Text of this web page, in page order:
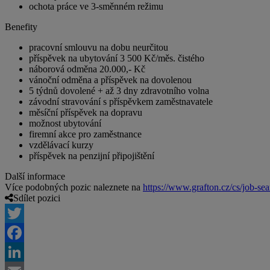
ochota práce ve 3-směnném režimu
Benefity
pracovní smlouvu na dobu neurčitou
příspěvek na ubytování 3 500 Kč/měs. čistého
náborová odměna 20.000,- Kč
vánoční odměna a příspěvek na dovolenou
5 týdnů dovolené + až 3 dny zdravotního volna
závodní stravování s příspěvkem zaměstnavatele
měsíční příspěvek na dopravu
možnost ubytování
firemní akce pro zaměstnance
vzdělávací kurzy
příspěvek na penzijní připojištění
Další informace
Více podobných pozic naleznete na https://www.grafton.cz/cs/job-
Sdílet pozici
Twitter
Facebook